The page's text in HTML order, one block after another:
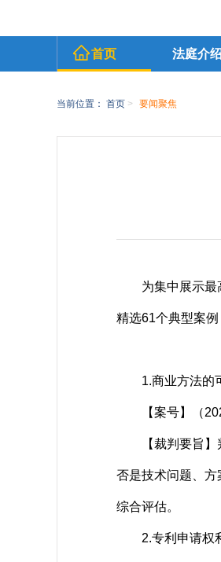
首页 法庭介
当前位置： 首页 > 要闻聚焦
为集中展示
精选61个典型案
1.商业方法的
【案号】（
【裁判要旨】判
否是技术问题、
综合评估。
2.专利申请权利